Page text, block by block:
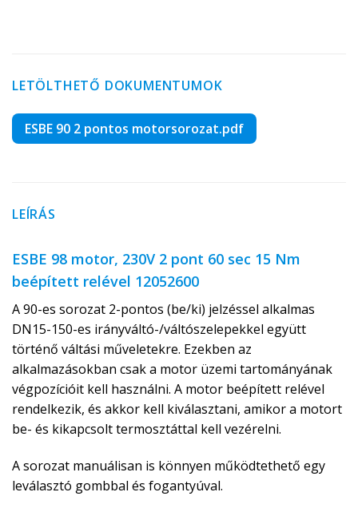
LETÖLTHETŐ DOKUMENTUMOK
ESBE 90 2 pontos motorsorozat.pdf
LEÍRÁS
ESBE 98 motor, 230V 2 pont 60 sec 15 Nm
beépített relével 12052600
A 90-es sorozat 2-pontos (be/ki) jelzéssel alkalmas
DN15-150-es irányváltó-/váltószelepekkel együtt
történő váltási műveletekre. Ezekben az
alkalmazásokban csak a motor üzemi tartományának
végpozícióit kell használni. A motor beépített relével
rendelkezik, és akkor kell kiválasztani, amikor a motort
be- és kikapcsolt termosztáttal kell vezérelni.
A sorozat manuálisan is könnyen működtethető egy
leválasztó gombbal és fogantyúval.